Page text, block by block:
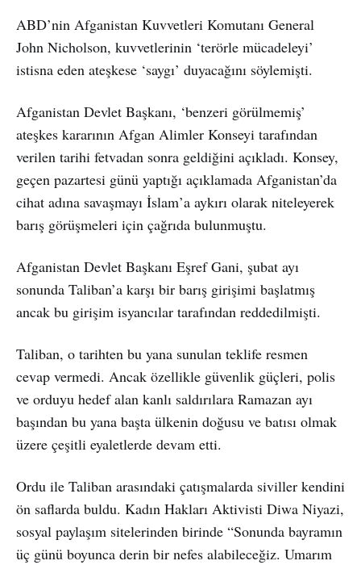
ABD’nin Afganistan Kuvvetleri Komutanı General
John Nicholson, kuvvetlerinin ‘terörle mücadeleyi’
istisna eden ateşkese ‘saygı’ duyacağını söylemişti.
Afganistan Devlet Başkanı, ‘benzeri görülmemiş’
ateşkes kararının Afgan Alimler Konseyi tarafından
verilen tarihi fetvadan sonra geldiğini açıkladı. Konsey,
geçen pazartesi günü yaptığı açıklamada Afganistan’da
cihat adına savaşmayı İslam’a aykırı olarak niteleyerek
barış görüşmeleri için çağrıda bulunmuştu.
Afganistan Devlet Başkanı Eşref Gani, şubat ayı
sonunda Taliban’a karşı bir barış girişimi başlatmış
ancak bu girişim isyancılar tarafından reddedilmişti.
Taliban, o tarihten bu yana sunulan teklife resmen
cevap vermedi. Ancak özellikle güvenlik güçleri, polis
ve orduyu hedef alan kanlı saldırılara Ramazan ayı
başından bu yana başta ülkenin doğusu ve batısı olmak
üzere çeşitli eyaletlerde devam etti.
Ordu ile Taliban arasındaki çatışmalarda siviller kendini
ön saflarda buldu. Kadın Hakları Aktivisti Diwa Niyazi,
sosyal paylaşım sitelerinden birinde “Sonunda bayramın
üç günü boyunca derin bir nefes alabileceğiz. Umarım